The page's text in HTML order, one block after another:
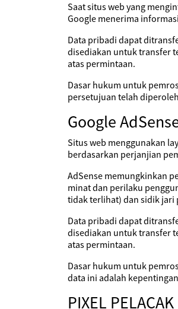
Saat situs web yang
Google menerima
Data pribadi dapat
disediakan untuk transfer
atas permintaan.
Dasar hukum untuk
persetujuan telah
Google
Situs web menggunakan
berdasarkan perjanjian
AdSense memungkinkan
minat dan perilaku
tidak terlihat) dan sidik jari
Data pribadi dapat
disediakan untuk transfer
atas permintaan.
Dasar hukum untuk
data ini adalah
PIXEL PELACAK